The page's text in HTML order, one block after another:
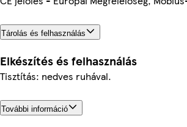
Tárolás és felhasználás
Elkészítés és felhasználás
Tisztítás: nedves ruhával.
További információ